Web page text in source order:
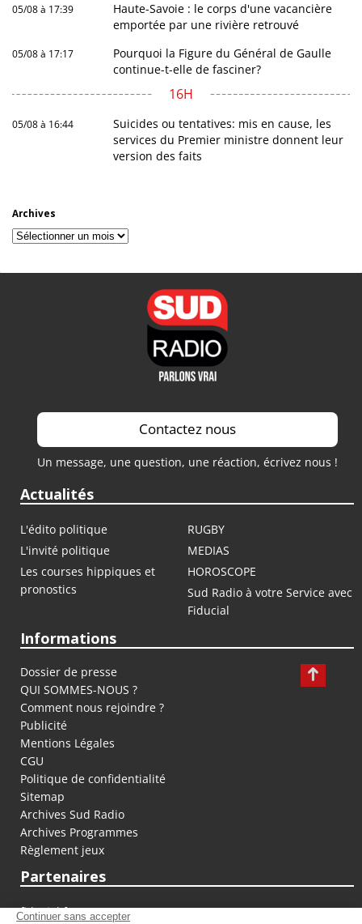
05/08 à 17:39
Haute-Savoie : le corps d'une vacancière
emportée par une rivière retrouvé
05/08 à 17:17
Pourquoi la Figure du Général de Gaulle
continue-t-elle de fasciner?
16H
05/08 à 16:44
Suicides ou tentatives: mis en cause, les
services du Premier ministre donnent leur
version des faits
Archives
Archives
Contactez nous
Un message, une question, une réaction, écrivez nous !
Actualités
L'édito politique
RUGBY
L'invité politique
MEDIAS
Les courses hippiques et
pronostics
HOROSCOPE
Sud Radio à votre Service avec
Fiducial
Informations
Dossier de presse
QUI SOMMES-NOUS ?
Comment nous rejoindre ?
Publicité
Mentions Légales
CGU
Politique de confidentialité
Sitemap
Archives Sud Radio
Archives Programmes
Règlement jeux
Partenaires
fiducial.fr